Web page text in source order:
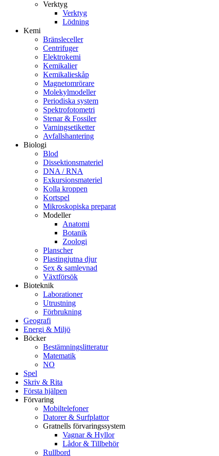
Verktyg
Verktyg
Lödning
Kemi
Bränsleceller
Centrifuger
Elektrokemi
Kemikalier
Kemikalieskåp
Magnetomrörare
Molekylmodeller
Periodiska system
Spektrofotometri
Stenar & Fossiler
Varningsetiketter
Avfallshantering
Biologi
Blod
Dissektionsmateriel
DNA / RNA
Exkursionsmateriel
Kolla kroppen
Kortspel
Mikroskopiska preparat
Modeller
Anatomi
Botanik
Zoologi
Planscher
Plastingjutna djur
Sex & samlevnad
Växtförsök
Bioteknik
Laborationer
Utrustning
Förbrukning
Geografi
Energi & Miljö
Böcker
Bestämningslitteratur
Matematik
NO
Spel
Skriv & Rita
Första hjälpen
Förvaring
Mobiltelefoner
Datorer & Surfplattor
Gratnells förvaringssystem
Vagnar & Hyllor
Lådor & Tillbehör
Rullbord